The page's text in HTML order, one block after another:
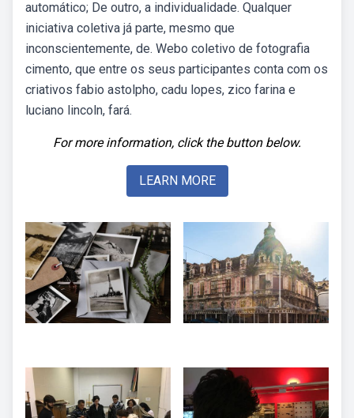
automático; De outro, a individualidade. Qualquer
iniciativa coletiva já parte, mesmo que
inconscientemente, de. Webo coletivo de fotografia
cimento, que entre os seus participantes conta com os
criativos fabio astolpho, cadu lopes, zico farina e
luciano lincoln, fará.
For more information, click the button below.
LEARN MORE